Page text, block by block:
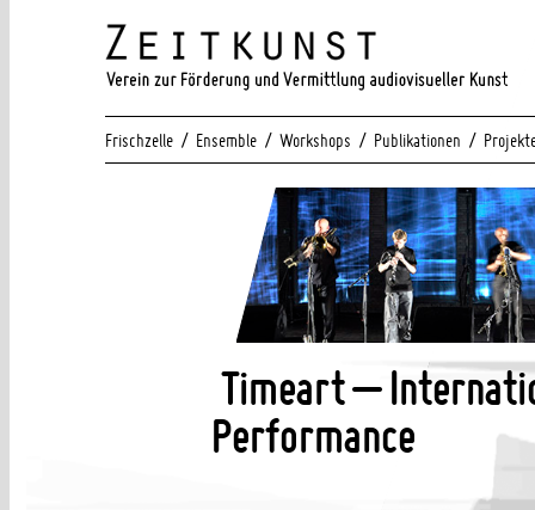
Frischzelle / Ensemble / Workshops / Publikationen /
Timeart –
Performance